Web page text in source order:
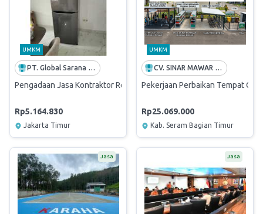
UMKM
PT. Global Sarana Reksatama
Pengadaan Jasa Kontraktor Renovasi Rumah Dinas Griya Mandiri
Rp5.164.830
Jakarta Timur
UMKM
CV. SINAR MAWAR PERKASA
Pekerjaan Perbaikan Tempat
Rp25.069.000
Kab. Seram Bagian Timur
Jasa Jasa